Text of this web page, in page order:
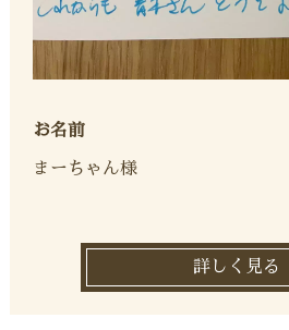
お名前
まーちゃん様
詳しく見る